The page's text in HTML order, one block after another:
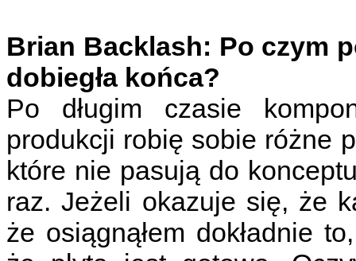
Brian Backlash: Po czym
dobiegła końca?
Po długim czasie
produkcji robię sobie różne
które nie pasują do
raz. Jeżeli okazuje się, że
że osiągnąłem dokładnie